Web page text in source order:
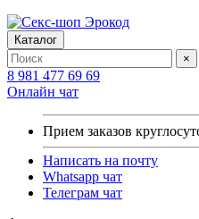
Каталог
×
8 981 477 69 69
Онлайн чат
Прием заказов
Написать на почту
Whatsapp чат
Телеграм чат